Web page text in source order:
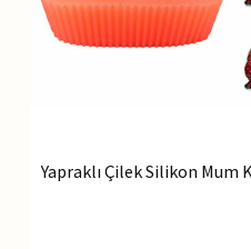
Yapraklı Çilek Silikon Mum